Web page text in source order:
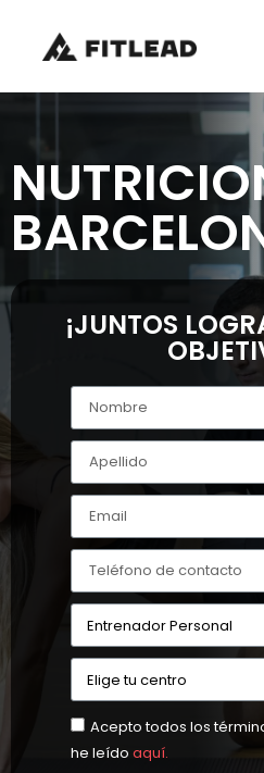
¡JUNTOS
Acepto todos los
he leído aquí.